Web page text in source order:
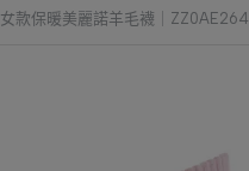
女款保暖美麗諾羊毛襪｜